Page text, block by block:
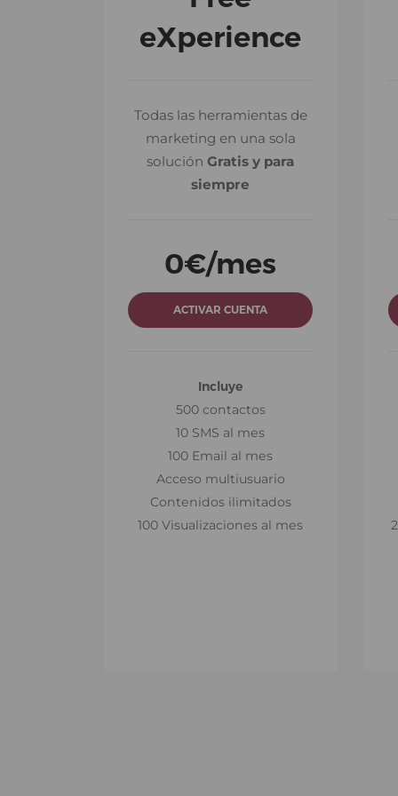
eXperience
Todas las herramientas de
marketing en una sola
soluciónGratis y para
siempre
0€/mes
ACTIVAR CUENTA
Incluye
500 contactos
10 SMS al mes
100 Email al mes
Acceso multiusuario
Contenidos ilimitados
100 Visualizaciones al mes
eXperience
marketing en una sola
soluciónGratis y para
siempre
0 €/mes
ACTIVAR CUENTA
500 contactos
10 SMS al mes
100 Email al mes
Acceso multiusuario
Contenidos ilimitados
100 Visualizaciones al mes